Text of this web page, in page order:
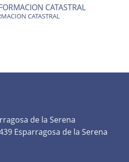
CATASTRAL
CATASTRAL
de la Serena
Esparragosa de la Serena